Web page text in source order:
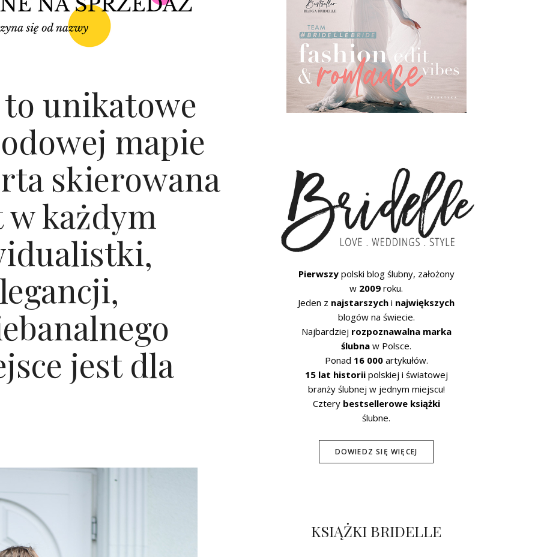
unikatowe
mapie
skierowana
każdym
jest dla
Pierwszypolski blog ślubny, założony
w 2009 roku.
Jeden z najstarszych i największych
blogów na świecie.
Najbardziej rozpoznawalna marka
ślubna w Polsce.
Ponad 16 000artykułów.
15 lat historiipolskiej i światowej
branży ślubnej w jednym miejscu!
Cztery bestsellerowe książki
ślubne.
DOWIEDZ SIĘ WIĘCEJ
KSIĄŻKI BRIDELLE